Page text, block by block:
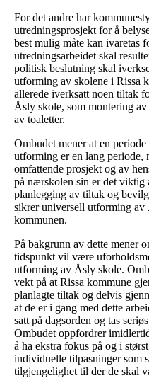
For det andre har
utredningsprosjekt for å
best mulig måte kan ivaretas
utredningsarbeidet skal
politisk beslutning skal
utforming av skolene i Rissa
allerede iverksatt noen tiltak
Åsly skole, som montering
av toaletter.
Ombudet mener at en
utforming er en lang periode,
omfattende prosjekt og av
på nærskolen sin er det viktig
planlegging av tiltak og
sikrer universell utforming av
kommunen.
På bakgrunn av dette mener
tidspunkt vil være
utforming av Åsly skole.
vekt på at Rissa kommune
planlagte tiltak og delvis
at de er i gang med dette
satt på dagsorden og tas
Ombudet oppfordrer
å ha ekstra fokus på og i
individuelle tilpasninger som
tilgjengelighet til der de skal